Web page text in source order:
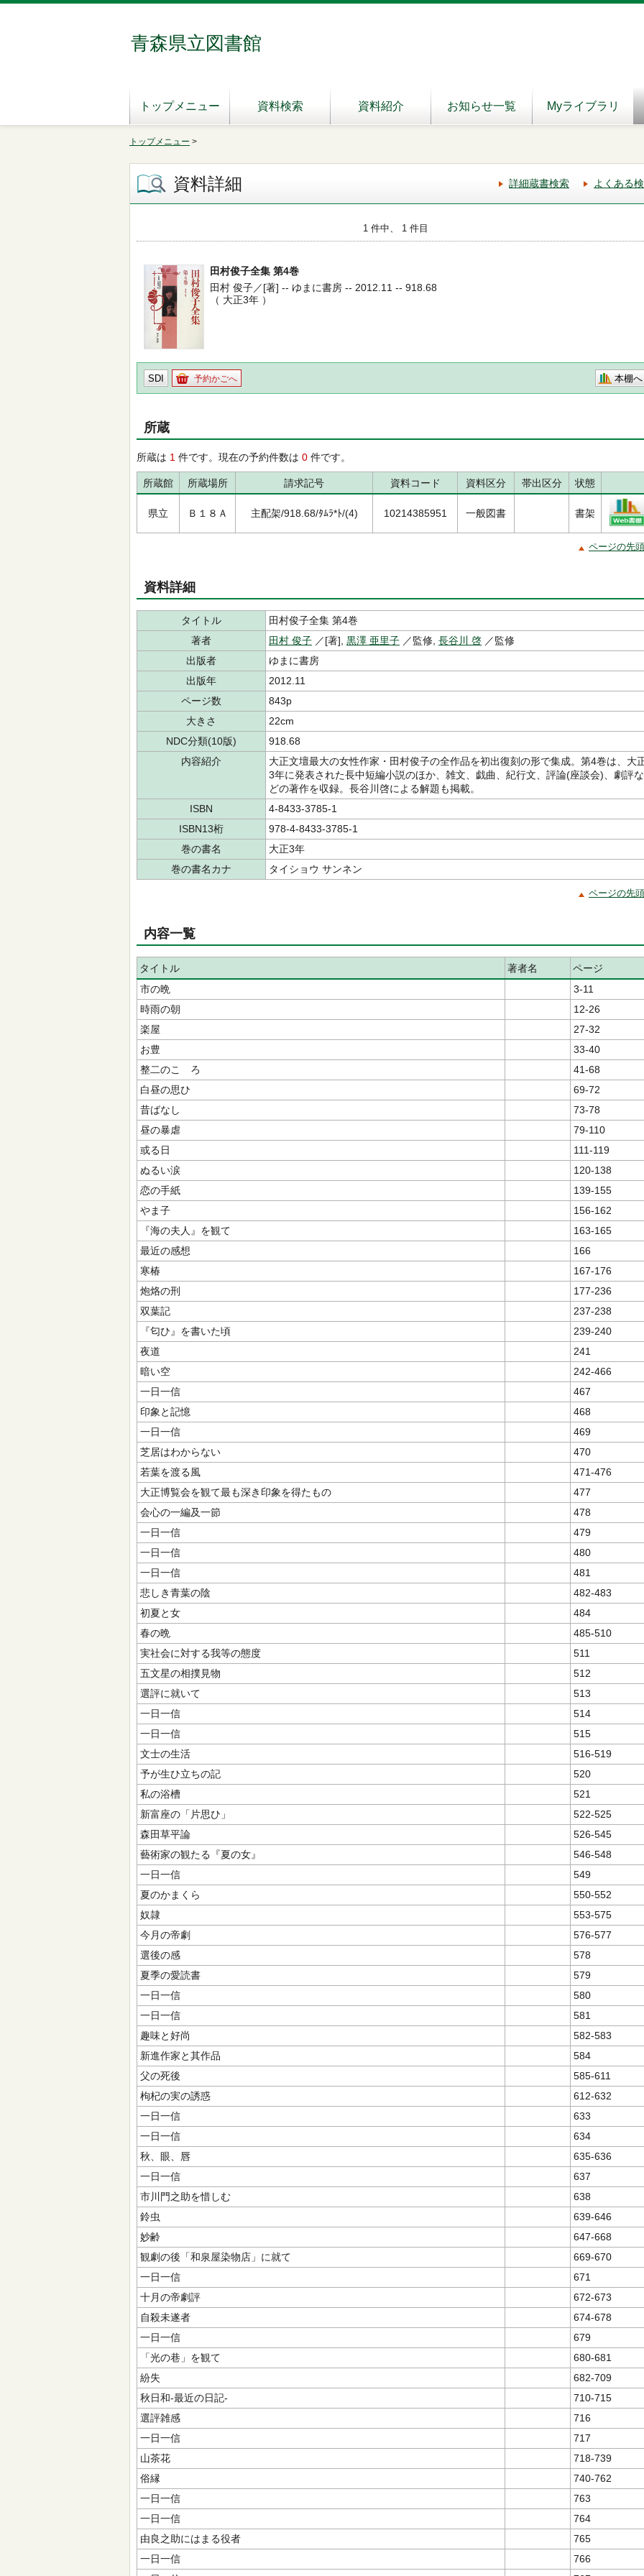
青森県立図書館
トップメニュー 資料検索 資料紹介 お知らせ一覧 Myライブラリ
トップメニュー >
資料詳細 詳細蔵書検索 よくある
1 件中、 1 件目
田村俊子全集 第4巻
田村 俊子／[著] -- ゆまに書房 -- 2012.11 -- 918.68
（ 大正3年 ）
SDI 予約かごへ 本棚へ
所蔵
所蔵は 1 件です。現在の予約件数は 0 件です。
所蔵館 所蔵場所 請求記号 資料コード 資料区分 帯出区分 状態
県立 Ｂ１８Ａ 主配架/918.68/ﾀﾑﾗ*ﾄ/(4) 10214385951 一般図書 書架
ページの先
資料詳細
タイトル
田村俊子全集 第4巻
著者
田村 俊子 ／[著], 黒澤 亜里子 ／監修, 長谷川 啓 ／監修
出版者
ゆまに書房
出版年
2012.11
ページ数
843p
大きさ
22cm
NDC分類(10版)
918.68
内容紹介
大正文壇最大の女性作家・田村俊子の全作品を初出復刻の形で集成。第4巻は、大
3年に発表された長中短編小説のほか、雑文、戯曲、紀行文、評論(座談会)、劇評な
どの著作を収録。長谷川啓による解題も掲載。
ISBN
4-8433-3785-1
ISBN13桁
978-4-8433-3785-1
巻の書名
大正3年
巻の書名カナ
タイショウ サンネン
ページの先
内容一覧
タイトル 著者名
ページ
市の晩
3-11
時雨の朝
12-26
楽屋
27-32
お豊
33-40
整二のこゝろ
41-68
白昼の思ひ
69-72
昔ばなし
73-78
昼の暴虐
79-110
或る日
111-119
ぬるい涙
120-138
恋の手紙
139-155
やま子
156-162
『海の夫人』を観て
163-165
最近の感想
166
寒椿
167-176
炮烙の刑
177-236
双葉記
237-238
『匂ひ』を書いた頃
239-240
夜道
241
暗い空
242-466
一日一信
467
印象と記憶
468
一日一信
469
芝居はわからない
470
若葉を渡る風
471-476
大正博覧会を観て最も深き印象を得たもの
477
会心の一編及一節
478
一日一信
479
一日一信
480
一日一信
481
悲しき青葉の陰
482-483
初夏と女
484
春の晩
485-510
実社会に対する我等の態度
511
五文星の相撲見物
512
選評に就いて
513
一日一信
514
一日一信
515
文士の生活
516-519
予が生ひ立ちの記
520
私の浴槽
521
新富座の「片思ひ」
522-525
森田草平論
526-545
藝術家の観たる『夏の女』
546-548
一日一信
549
夏のかまくら
550-552
奴隷
553-575
今月の帝劇
576-577
選後の感
578
夏季の愛読書
579
一日一信
580
一日一信
581
趣味と好尚
582-583
新進作家と其作品
584
父の死後
585-611
枸杞の実の誘惑
612-632
一日一信
633
一日一信
634
秋、眼、唇
635-636
一日一信
637
市川門之助を惜しむ
638
鈴虫
639-646
妙齢
647-668
観劇の後「和泉屋染物店」に就て
669-670
一日一信
671
十月の帝劇評
672-673
自殺未遂者
674-678
一日一信
679
「光の巷」を観て
680-681
紛失
682-709
秋日和-最近の日記-
710-715
選評雑感
716
一日一信
717
山茶花
718-739
俗縁
740-762
一日一信
763
一日一信
764
由良之助にはまる役者
765
一日一信
766